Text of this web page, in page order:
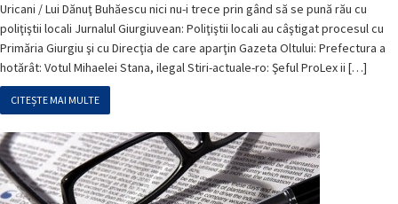
Uricani / Lui Dănuţ Buhăescu nici nu-i trece prin gând să se pună rău cu
poliţiştii locali Jurnalul Giurgiuvean: Poliţiştii locali au câştigat procesul cu
Primăria Giurgiu şi cu Direcţia de care aparţin Gazeta Oltului: Prefectura a
hotărât: Votul Mihaelei Stana, ilegal Stiri-actuale-ro: Şeful ProLex ii […]
CITEȘTE MAI MULTE